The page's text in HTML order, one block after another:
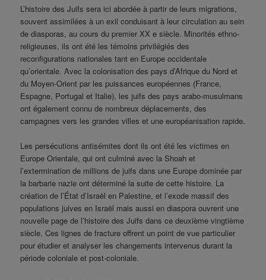
L’histoire des Juifs sera ici abordée à partir de leurs migrations,
souvent assimilées à un exil conduisant à leur circulation au sein
de diasporas, au cours du premier XX e siècle. Minorités ethno-
religieuses, ils ont été les témoins privilégiés des
reconfigurations nationales tant en Europe occidentale
qu’orientale. Avec la colonisation des pays d’Afrique du Nord et
du Moyen-Orient par les puissances européennes (France,
Espagne, Portugal et Italie), les juifs des pays arabo-musulmans
ont également connu de nombreux déplacements, des
campagnes vers les grandes villes et une européanisation rapide.
Les persécutions antisémites dont ils ont été les victimes en
Europe Orientale, qui ont culminé avec la Shoah et
l’extermination de millions de juifs dans une Europe dominée par
la barbarie nazie ont déterminé la suite de cette histoire. La
création de l’État d’Israël en Palestine, et l’exode massif des
populations juives en Israël mais aussi en diaspora ouvrent une
nouvelle page de l’histoire des Juifs dans ce deuxième vingtième
siècle. Ces lignes de fracture offrent un point de vue particulier
pour étudier et analyser les changements intervenus durant la
période coloniale et post-coloniale.